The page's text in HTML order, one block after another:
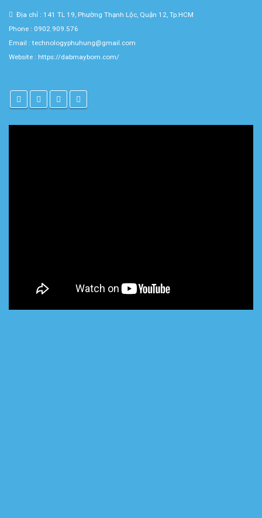
Địa chỉ : 141 TL 19, Phường Thạnh Lộc, Quận 12, Tp.HCM
Phone : 0902.909.576
Email : technologyphuhung@gmail.com
Website : https://dabmaybom.com/